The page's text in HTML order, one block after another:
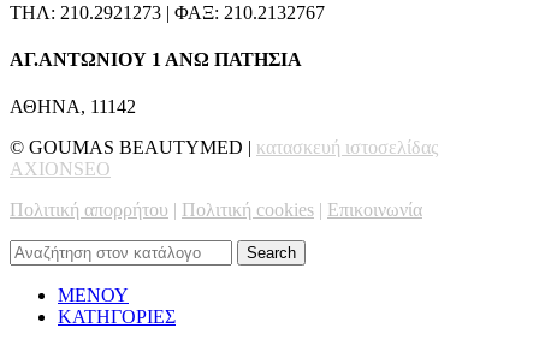
ΤΗΛ: 210.2921273 | ΦΑΞ: 210.2132767
ΑΓ.ΑΝΤΩΝΙΟΥ 1 ΑΝΩ ΠΑΤΗΣΙΑ
ΑΘΗΝΑ, 11142
© GOUMAS BEAUTYMED | κατασκευή ιστοσελίδας
AXIONSEO
Πολιτική απορρήτου | Πολιτική cookies | Επικοινωνία
Search
ΜΕΝΟΥ
ΚΑΤΗΓΟΡΙΕΣ